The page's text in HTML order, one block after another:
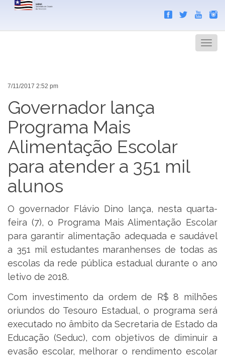
Menu
7/11/2017 2:52 pm
Governador lança
Programa Mais
Alimentação Escolar
para atender a 351 mil
alunos
O governador Flávio Dino lança, nesta quarta-
feira (7), o Programa Mais Alimentação Escolar
para garantir alimentação adequada e saudável
a 351 mil estudantes maranhenses de todas as
escolas da rede pública estadual durante o ano
letivo de 2018.
Com investimento da ordem de R$ 8 milhões
oriundos do Tesouro Estadual, o programa será
executado no âmbito da Secretaria de Estado da
Educação (Seduc), com objetivos de diminuir a
evasão escolar, melhorar o rendimento escolar